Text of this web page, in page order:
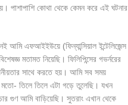
পাশাপাশি কোথা থেকে কেমন করে এই ঘটনার
আমি এফআইইউয়ে (ফিন্যান্সিয়াল ইন্টেলিজেন্স
মতামত নিয়েছি। ফিলিপিন্সের গভর্নরের
সাথে করতে হয়। আমি সব সময়
মতো- তিলে তিলে এটা গড়ে তুলেছি। যখন
গুণ আমি বাড়িয়েছি। সুতরাং এখান থেকে